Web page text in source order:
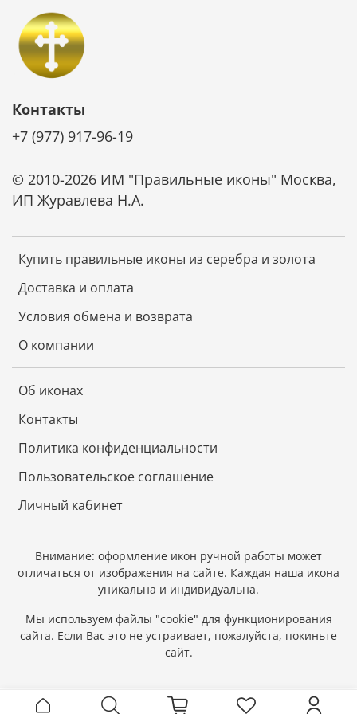
Купить правильные иконы из серебра и золота
Доставка и оплата
Условия обмена и возврата
О компании
Об иконах
Контакты
Политика конфиденциальности
Пользовательское соглашение
Личный кабинет
Контакты
+7 (977) 917-96-19
© 2010-2026 ИМ "Правильные иконы" Москва,
ИП Журавлева Н.А.
Внимание: оформление икон ручной работы может
отличаться от изображения на сайте. Каждая наша икона
уникальна и индивидуальна.
Мы используем файлы "cookie" для функционирования
сайта. Если Вас это не устраивает, пожалуйста, покиньте
сайт.